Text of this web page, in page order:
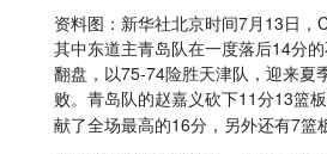
资料图：新华社北京时间7月13日，
其中东道主青岛队在一度落后14分
翻盘，以75-74险胜天津队，迎来夏
败。青岛队的赵嘉义砍下11分13篮
献了全场最高的16分，另外还有7篮